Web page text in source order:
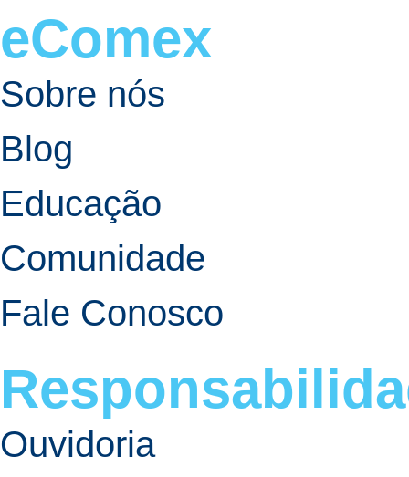
eComex
Sobre nós
Blog
Educação
Comunidade
Fale Conosco
Ouvidoria